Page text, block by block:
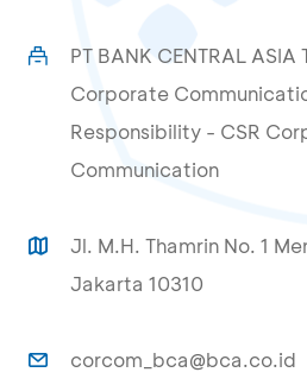
PT BANK CENTRAL ASIA
Corporate
Responsibility - CSR
Communication
Jl. M.H. Thamrin No. 1
Jakarta 10310
corcom_bca@bca.co.id